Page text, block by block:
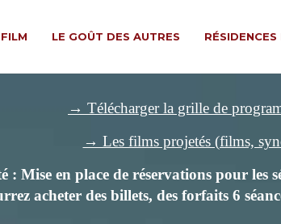
LE GOÛT DES AUTRES
→ Télécharger la grille de
→ Les films projetés (films,
: Mise en place de réservations pour les
acheter des billets, des forfaits 6